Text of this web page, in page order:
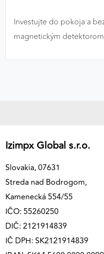
Investujte do pokoja a
magnetickým
Izimpx Global s.r.o.
Slovakia, 07631
Streda nad Bodrogom,
Kamenecká 554/55
IČO: 55260250
DIČ: 2121914839
IČ DPH: SK2121914839